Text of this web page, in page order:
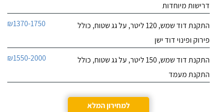
דרישות מיוחדות
התקנת דוד שמש, 120 ליטר, על גג שטוח, כולל
פירוק ופינוי דוד ישן
₪1370-1750
התקנת דוד שמש, 150 ליטר, על גג שטוח, כולל
התקנת מעמד
₪1550-2000
למחירון המלא